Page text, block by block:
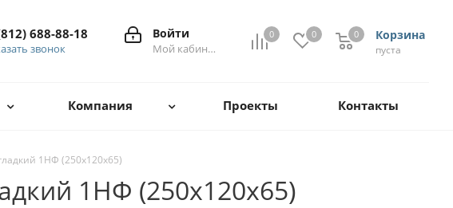
0 0 Корзина
0
пуста
0
Войти
Мой кабинет
688-88-18
звонок
Компания Проекты Контакты
1НФ (250x120x65)
1НФ (250x120x65)